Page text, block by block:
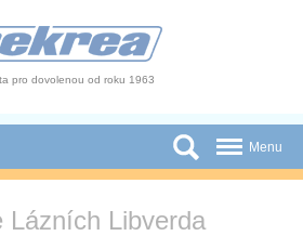
pro dovolenou od roku 1963
Menu
Lázních Libverda